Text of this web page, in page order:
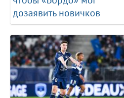
дозаявить новичков